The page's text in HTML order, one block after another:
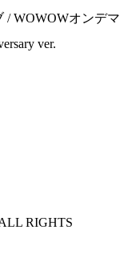
/ WOWOWオンデマ
ver.
RIGHTS